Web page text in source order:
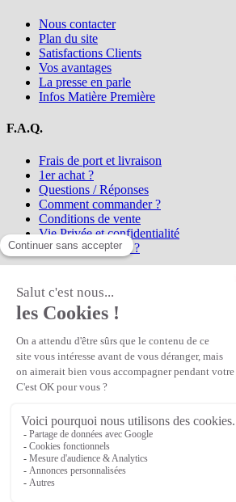
Nous contacter
Plan du site
Satisfactions Clients
Vos avantages
La presse en parle
Infos Matière Première
F.A.Q.
Frais de port et livraison
1er achat ?
Questions / Réponses
Comment commander ?
Conditions de vente
Vie Privée et confidentialité
Qui sommes-nous ?
la référence en perles et bijoux
perles en ligne, telles que les perles
et cristaux et strass en cristal Preciosa, les
apprêts en Argent 925, Gold Filled, perles de
Matière Première est un
Première
Veuillez patienter...